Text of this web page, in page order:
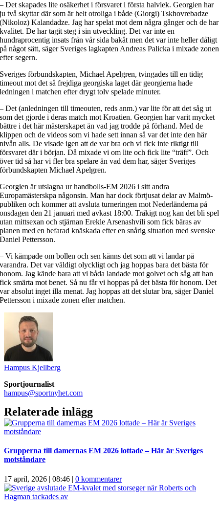
– Det skapades lite osäkerhet i försvaret i första halvlek. Georgienhar
ju två skyttar där som är helt otroliga i både (Giorgi) Tskhovrebadze
(Nikoloz) Kalandadze. Jag har spelat mot dem några gånger och de har
kvalitet. De har tagit steg i sin utveckling. Det var inte en
hundraprocentig insats från vår sida bakåt men det var inte heller dåligt
på något sätt, säger Sveriges lagkapten Andreas Palicka i mixade zonen
efter segern.
Sveriges förbundskapten, Michael Apelgren, tvingades till en tidig
timeout mot det så frejdiga georgiska laget där georgierna hade
ledningen i matchen efter drygt tolv spelade minuter.
– Det (anledningen till timeouten, reds anm.) var lite för att det såg ut
som det gjorde i deras match mot Kroatien. Georgien har varit mycket
bättre i det här mästerskapet än vad jag trodde på förhand. Med de
klippen och de videos som vi hade sett innan så var det inte den här
nivån alls. De visade igen att de var bra och vi fick inte riktigt till
försvaret där i början. Då mixade vi om lite och fick lite “träff”. Och
över tid så har vi fler bra spelare än vad dem har, säger Sveriges
förbundskapten Michael Apelgren.
Georgien är utslagna ur handbolls-EM 2026 i sitt andra
Europamästerskpa någonsin. Man har dock förtjusat delar av Malmö-
publiken och kommer att avsluta turneringen mot Nederländerna på
onsdagen den 21 januari med avkast 18:00. Tråkigt nog kan det bli spel
utan mittsexan och stjärnan Erekle Arsenashvili som fick bäras av
planen med en befarad knäskada efter en snårig situation med svenske
Daniel Pettersson.
– Vi kämpade om bollen och sen känns det som att vi landar på
varandra. Det var väldigt olyckligt och jag hoppas bara det bästa för
honom. Jag kände bara att vi båda landade mot golvet och såg att han
fick smärta mot benet. Så nu får vi hoppas på det bästa för honom. Det
var absolut inget illa menat. Jag hoppas att det slutar bra, säger Daniel
Pettersson i mixade zonen efter matchen.
Hampus Kjellberg
Sportjournalist
hampus@sportnyhet.com
Relaterade inlägg
Grupperna till damernas EM 2026 lottade – Här är Sveriges
motståndare
17 april, 2026 | 08:46 | 0 kommentarer